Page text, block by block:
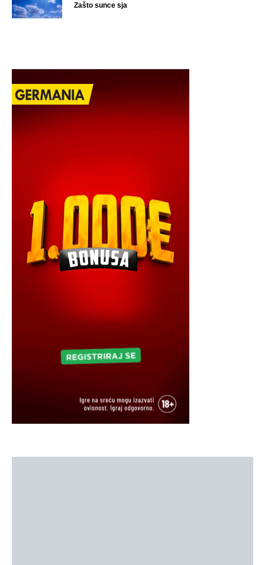
Zašto sunce sja